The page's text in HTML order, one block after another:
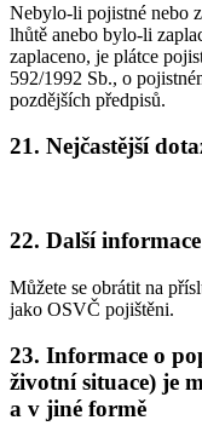
Nebylo-li pojistné nebo
lhůtě anebo bylo-li
zaplaceno, je plátce
592/1992 Sb., o
pozdějších předpisů.
21. Nejčastější
22. Další informace
Můžete se obrátit na
jako OSVČ pojištěni.
23. Informace o
životní situace) je
a v jiné formě